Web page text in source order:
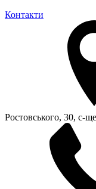
Контакти
Ростовського, 30, с-